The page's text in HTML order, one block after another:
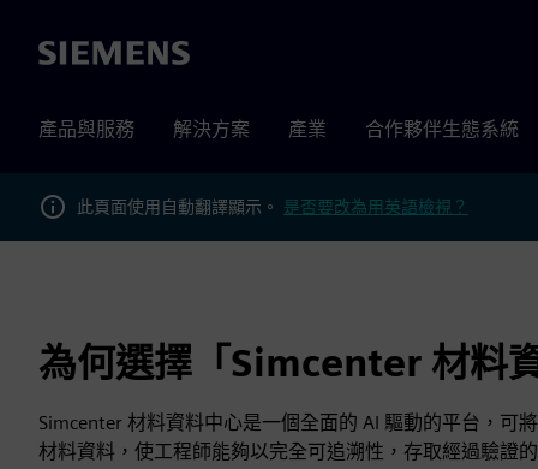
Siemens
產品與服務 解決方案 產業 合作夥伴生態系統
此頁面使用自動翻譯顯示。 是否要改為用英語檢視？
為何選擇「Simcenter 材料
Simcenter 材料資料中心是一個全面的 AI 驅動的平台，可
材料資料，使工程師能夠以完全可追溯性，存取經過驗證